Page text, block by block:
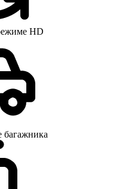
HD
багажника